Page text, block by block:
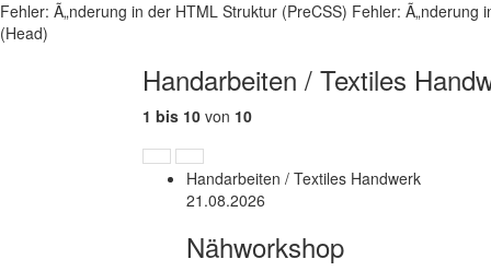
Fehler: Ã„nderung in der HTML Struktur (PreCSS) Fehler: Ã„nderung
(Head)
Handarbeiten / Textiles
1 bis 10 von 10
Vorherige
Seite
NÃ¤chste
Seite
Handarbeiten / Textiles Handwerk
21.08.2026
Nähworkshop